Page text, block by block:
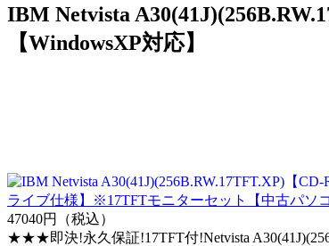
IBM Netvista
【WindowsXP対応】
ライブ仕様】※17TFTモニターセット【中古パソ
47040円（税込）
★★★即決!永久保証!17TFT付!Netvista